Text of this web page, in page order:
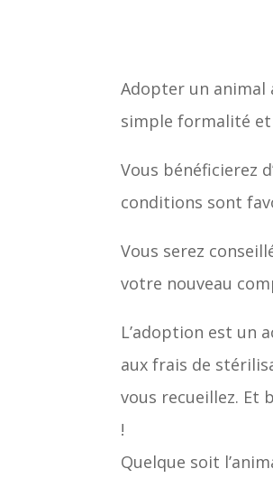
Adopter un animal
simple formalité
Vous bénéficierez
conditions sont
Vous serez
votre nouveau
L’adoption est un
aux frais de
vous recueillez. Et
!
Quelque soit